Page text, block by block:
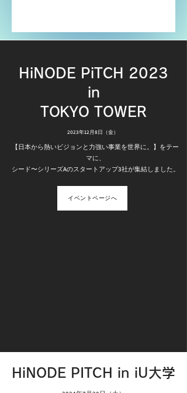
HiNODE PiTCH 2023
in
TOKYO TOWER
2023年12月8日（金）
【日本から熱いビジョンと力強い事業を世界に。】をテー
マに、
シード〜シリーズAのスタートアップ3社が集結しました。
イベントページへ
HiNODE PITCH in iU大学